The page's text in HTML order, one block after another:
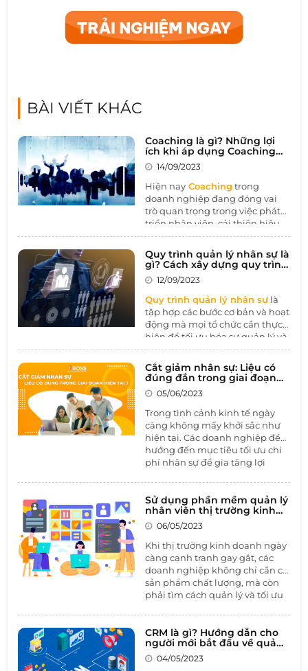
BÀI VIẾT KHÁC
Coaching là gì? Những lợi
ích khi áp dụng Coaching
trong doanh nghiệp
14/09/2023
Hiện nay Coaching trong
doanh nghiệp đang đóng vai
trò quan trọng trong việc phát
triển nhân viên, cải thiện hiệu
suất làm việc, và xây dựng môi
trường làm việc tích cực. Bằng
cách tạo cơ hội cho sự học hỏi
và phát triển cá nhân, Coaching
giúp tăng cường sự tự chủ và
đóng góp vào sự thành công và
bền vững của tổ chức.
Quy trình quản lý nhân sự là
gì? Cách xây dựng quy trình
quản lý nhân sự hiệu quả
12/09/2023
Quy trình quản lý nhân sự là
tập hợp các bước cơ bản và hoạt
động mà mọi tổ chức cần thực
hiện để tối ưu hóa sự quản lý và
sử dụng nguồn nhân lực của
họ. Điều này bao gồm việc xác
định nhu cầu nhân lực, tuyển
dụng, đào tạo, quản lý hiệu
suất, và nhiều hoạt động khác
để tạo một môi trường làm việc
tích cực và hiệu quả.
Cắt giảm nhân sự: Liệu có
đúng đắn trong giai đoạn
hiện tại
05/06/2023
Trong tình cảnh kinh tế ngày
càng không mấy khởi sắc như
hiện tại. Các doanh nghiệp đều
hướng đến mục tiêu tối ưu chi
phí nhân sự để gia tăng lợi
những doanh nghiệp từng
được ca tụng là có chế độ đãi
ngộ trong mơ nhưng Google,
cắt giảm từ hàng nghìn đến
hàng chục nghìn nhân sự.
Sử dụng phần mềm quản lý
nhân viên thị trường kinh
doanh để tăng cường hiệu
quả kinh doanh
06/05/2023
Khi thị trường kinh doanh ngày
càng cạnh tranh gay gắt, các
doanh nghiệp không chỉ cần có
sản phẩm chất lượng, mà còn
phải tìm cách quản lý và tối ưu
mềm quản lý nhân viên thị
trường kinh doanh là một giải
pháp hiệu quả giúp doanh
CRM là gì? Hướng dẫn cho
người mới bắt đầu về quản
lý quan hệ khách hàng
04/05/2023